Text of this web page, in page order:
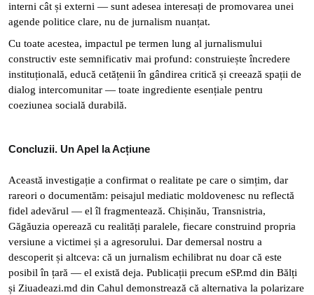
interni cât și externi — sunt adesea interesați de promovarea unei
agende politice clare, nu de jurnalism nuanțat.
Cu toate acestea, impactul pe termen lung al jurnalismului
constructiv este semnificativ mai profund: construiește încredere
instituțională, educă cetățenii în gândirea critică și creează spații de
dialog intercomunitar — toate ingrediente esențiale pentru
coeziunea socială durabilă.
Concluzii. Un Apel la Acțiune
Această investigație a confirmat o realitate pe care o simțim, dar
rareori o documentăm: peisajul mediatic moldovenesc nu reflectă
fidel adevărul — el îl fragmentează. Chișinău, Transnistria,
Găgăuzia operează cu realități paralele, fiecare construind propria
versiune a victimei și a agresorului. Dar demersal nostru a
descoperit și altceva: că un jurnalism echilibrat nu doar că este
posibil în țară — el există deja. Publicații precum eSP.md din Bălți
și Ziuadeazi.md din Cahul demonstrează că alternativa la polarizare